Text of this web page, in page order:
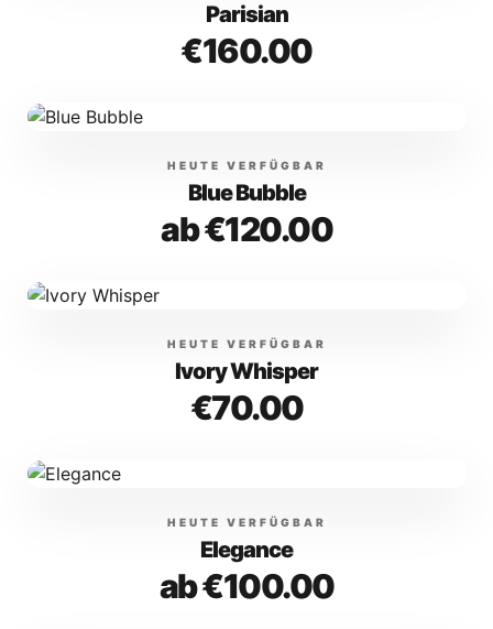
Parisian
€160.00
HEUTE VERFÜGBAR
Blue Bubble
ab €120.00
HEUTE VERFÜGBAR
Ivory Whisper
€70.00
HEUTE VERFÜGBAR
Elegance
ab €100.00